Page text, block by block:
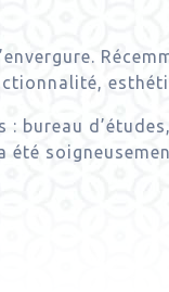
: bureau